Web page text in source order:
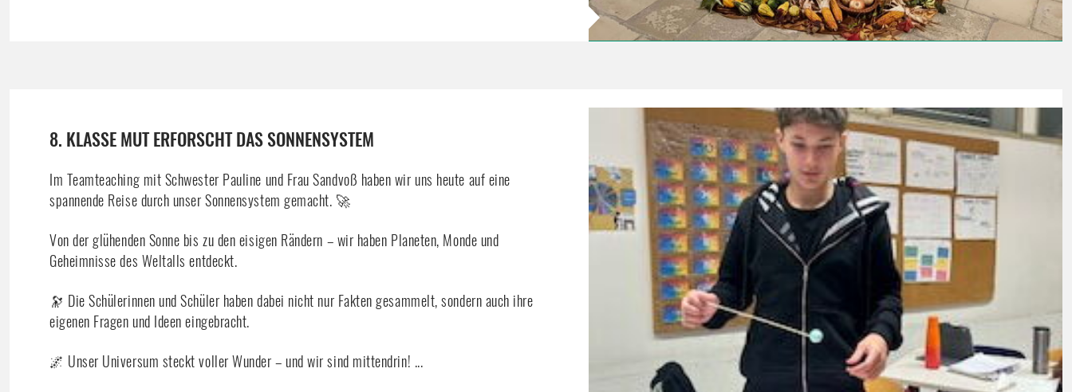
8. KLASSE MUT ERFORSCHT DAS SONNENSYSTEM
Im Teamteaching mit Schwester Pauline und Frau Sandvoß haben wir uns heute auf eine
spannende Reise durch unser Sonnensystem gemacht. 🚀
Von der glühenden Sonne bis zu den eisigen Rändern – wir haben Planeten, Monde und
Geheimnisse des Weltalls entdeckt.
🔭 Die Schülerinnen und Schüler haben dabei nicht nur Fakten gesammelt, sondern auch ihre
eigenen Fragen und Ideen eingebracht.
🌌 Unser Universum steckt voller Wunder – und wir sind mittendrin! ...